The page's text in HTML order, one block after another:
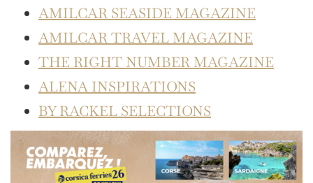
AMILCAR SEASIDE MAGAZINE
AMILCAR TRAVEL MAGAZINE
THE RIGHT NUMBER MAGAZINE
ALENA INSPIRATIONS
BY RACKEL SELECTIONS